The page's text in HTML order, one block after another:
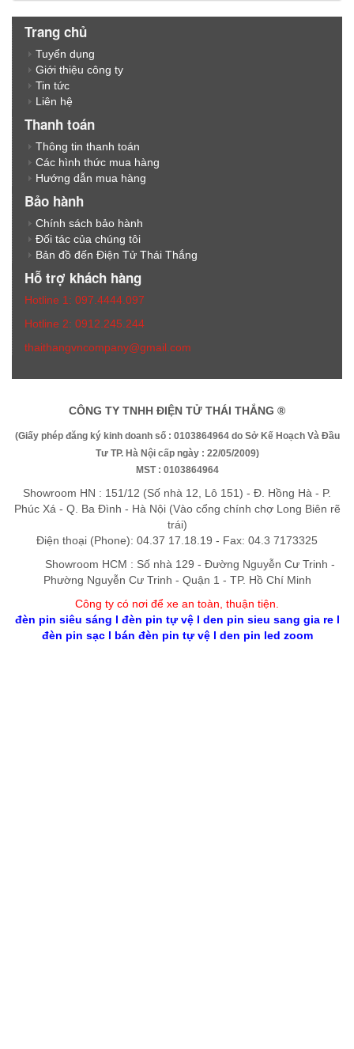
Trang chủ
Tuyển dụng
Giới thiệu công ty
Tin tức
Liên hệ
Thanh toán
Thông tin thanh toán
Các hình thức mua hàng
Hướng dẫn mua hàng
Bảo hành
Chính sách bảo hành
Đối tác của chúng tôi
Bản đồ đến Điện Tử Thái Thắng
Hỗ trợ khách hàng
Hotline 1: 097.4444.097
Hotline 2: 0912.245.244
thaithangvncompany@gmail.com
CÔNG TY TNHH ĐIỆN TỬ THÁI THẮNG ®
(Giấy phép đăng ký kinh doanh số : 0103864964 do Sở Kế Hoạch Và Đầu
Tư TP. Hà Nội cấp ngày : 22/05/2009)
MST : 0103864964
Showroom HN : 151/12 (Số nhà 12, Lô 151) - Đ. Hồng Hà - P.
Phúc Xá - Q. Ba Đình - Hà Nội (Vào cổng chính chợ Long Biên rẽ
trái)
Điện thoại (Phone): 04.37 17.18.19 - Fax: 04.3 7173325
Showroom HCM : Số nhà 129 - Đường Nguyễn Cư Trinh -
Phường Nguyễn Cư Trinh - Quận 1 - TP. Hồ Chí Minh
Công ty có nơi để xe an toàn, thuận tiện
đèn pin siêu sáng l đèn pin tự vệl den pin sieu sang gia rel
đèn pin sạcl bán đèn pin tự vệl den pin led zoom